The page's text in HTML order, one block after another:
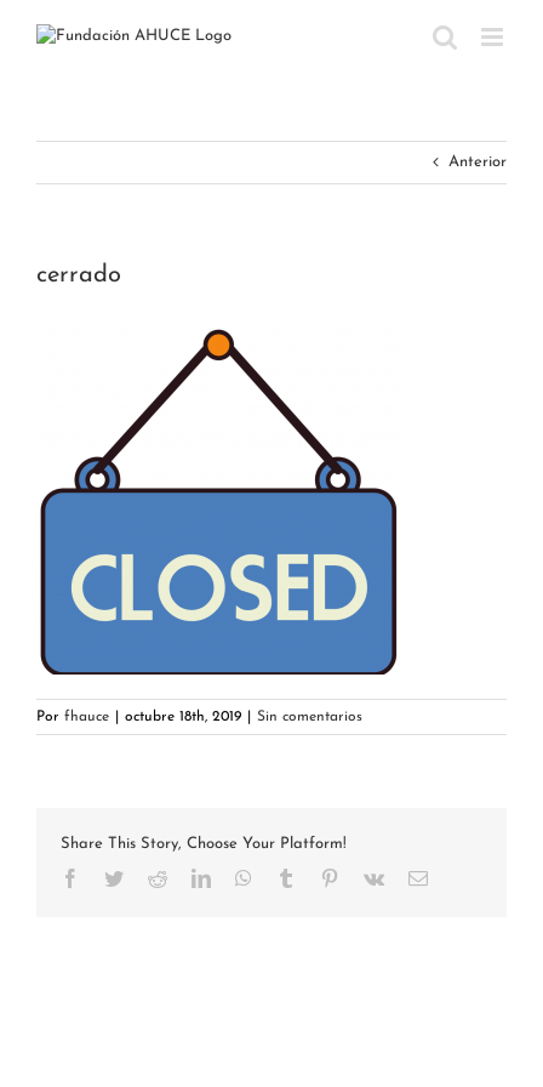
Anterior
cerrado
Por fhauce octubre 18th, 2019 Sin comentarios
Share This Story, Choose Your Platform!
Facebook
TwitterRedditLinkedInWhatsApp
Tumblr Pinterest
Vk
Correo